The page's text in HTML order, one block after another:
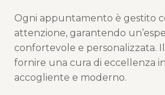
Ogni appuntamento è gestito
attenzione, garantendo
confortevole e personalizzata.
fornire una cura di eccellenza
accogliente e moderno.